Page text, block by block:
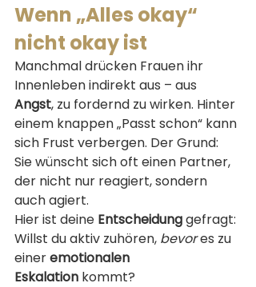
Wenn „Alles okay“
nicht okay ist
Manchmal drücken Frauen ihr
Innenleben indirekt aus – aus
Angst, zu fordernd zu wirken. Hinter
einem knappen „Passt schon“ kann
sich Frust verbergen. Der Grund:
Sie wünscht sich oft einen Partner,
der nicht nur reagiert, sondern
auch agiert.
Hier ist deine Entscheidung gefragt:
Willst du aktiv zuhören, bevor es zu
einer emotionalen
Eskalation kommt?